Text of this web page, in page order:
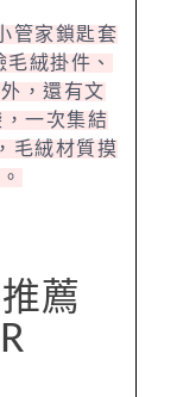
管家鎖匙套
絨掛件、
，還有文
一次集結
毛絨材質摸
薦